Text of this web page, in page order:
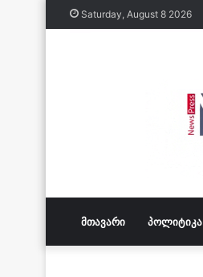
Saturday, August 8 2026
ᲛᲗᲐᲕᲐᲠᲘ ᲞᲝᲚᲘᲢᲘᲙᲐ